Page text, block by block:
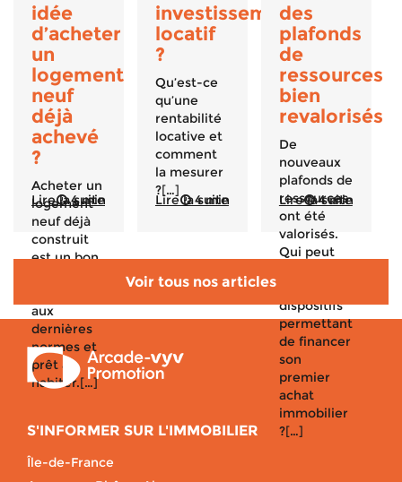
idée
d’acheter
un
logement
neuf
déjà
achevé
?
Acheter un
logement
neuf déjà
construit
est un bon
aux
dernières
normes et
prêt à
habiter.[…]
Lire la suite
4 min
investissement
locatif
?
Qu’est-ce
qu’une
rentabilité
locative et
comment
la mesurer
?[…]
Lire la suite
4 min
des
plafonds
de
ressources
bien
revalorisés
De
nouveaux
plafonds de
ressources
ont été
valorisés.
Qui peut
dispositifs
permettant
de financer
son
premier
achat
immobilier
?[…]
Lire la suite
4 min
Voir tous nos articles
S'INFORMER SUR L'IMMOBILIER
Île-de-France